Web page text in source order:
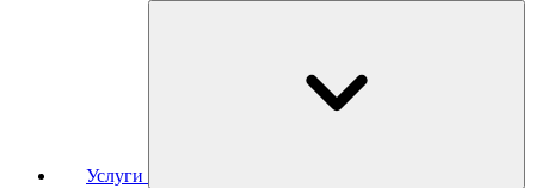
Услуги